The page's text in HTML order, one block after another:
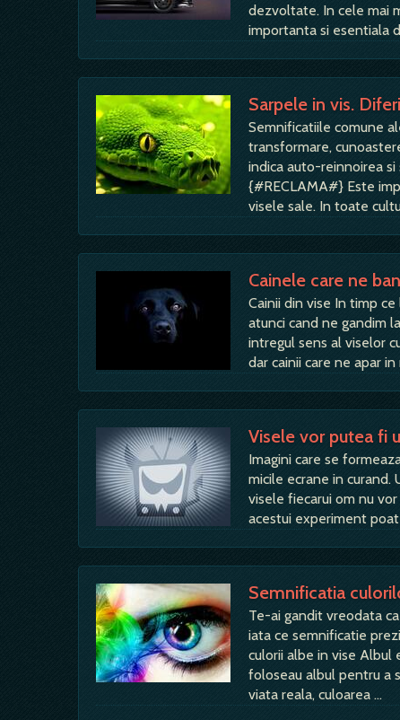
dezvoltate. In cele mai
importanta si esentiala
Sarpele in vis.
Semnificatiile comune
transformare,
indica auto-reinnoirea
{#RECLAMA#} Este
visele sale. In toate
Cainele care ne
Cainii din vise In timp
atunci cand ne gandim
intregul sens al viselor
dar cainii care ne apar
Visele vor putea fi
Imagini care se
micile ecrane in curand.
visele fiecarui om nu
acestui experiment
Semnificatia
Te-ai gandit vreodata
iata ce semnificatie
culorii albe in vise Albul
foloseau albul pentru a
viata reala, culoarea …